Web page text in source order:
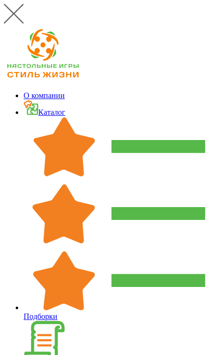
О компании
Каталог
Подборки